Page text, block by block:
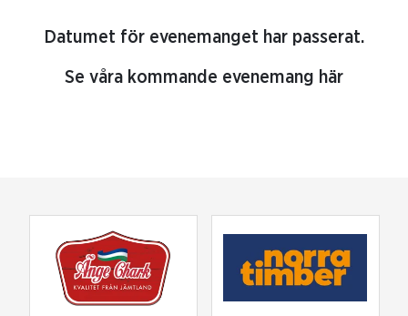
Datumet för evenemanget har passerat.
Se våra kommande evenemang här